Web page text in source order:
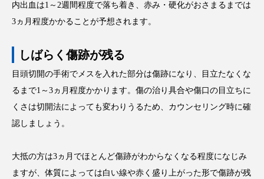
内出血は1～2週間程度で落ち着き、赤み・硬化がおさまるまでは
3ヵ月程度かかることが予想されます。
しばらく傷跡が残る
目頭切開の手術でメスを入れた部分は傷跡になり、目立たなくな
るまで1～3ヵ月程度かかります。傷の治り具合や傷口の目立ちに
くさは切開法によっても変わりうるため、カウンセリング時に確
認しましょう。
大抵の方は3ヵ月でほとんど傷跡がわからなくなる程度になじみ
ますが、体質によっては白い線や赤く盛り上がった形で傷跡が残